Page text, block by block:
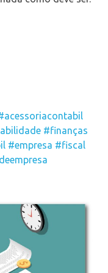
#finanças
#empresa #fiscal